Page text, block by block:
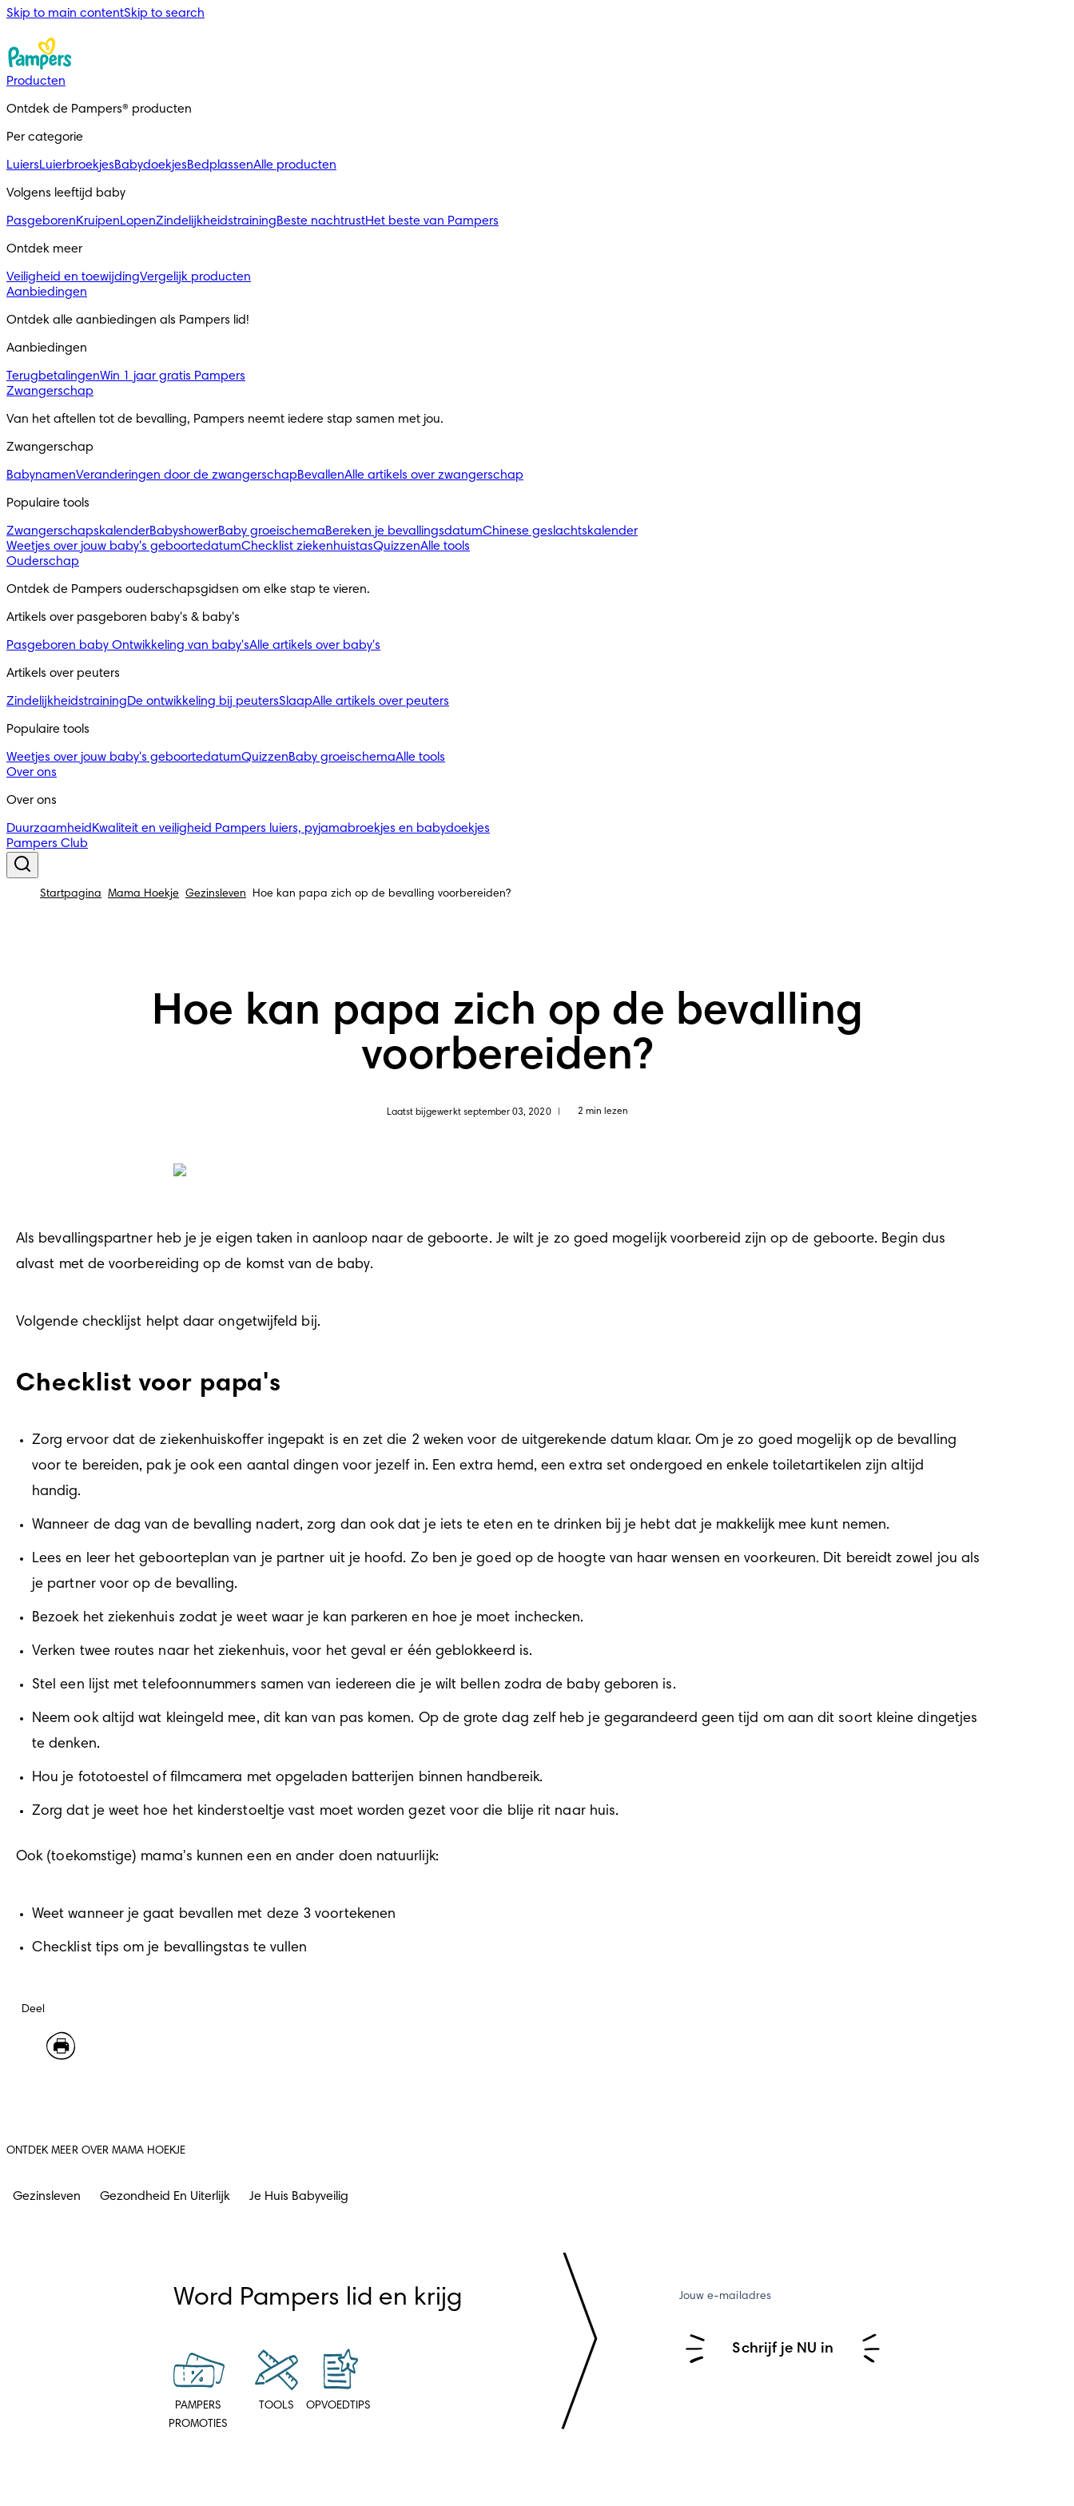
Skip to main contentSkip to search
Producten
Ontdek de Pampers® producten
Per categorie
LuiersLuierbroekjesBabydoekjesBedplassenAlle producten
Volgens leeftijd baby
PasgeborenKruipenLopenZindelijkheidstrainingBeste nachtrustHet beste van Pampers
Ontdek meer
Veiligheid en toewijdingVergelijk producten
Aanbiedingen
Ontdek alle aanbiedingen als Pampers lid!
Aanbiedingen
TerugbetalingenWin 1 jaar gratis Pampers
Zwangerschap
Van het aftellen tot de bevalling, Pampers neemt iedere stap samen met jou.
Zwangerschap
BabynamenVeranderingen door de zwangerschapBevallenAlle artikels over zwangerschap
Populaire tools
ZwangerschapskalenderBabyshowerBaby groeischemaBereken je bevallingsdatumChinese geslachtskalender
Weetjes over jouw baby's geboortedatumChecklist ziekenhuistasQuizzenAlle tools
Ouderschap
Ontdek de Pampers ouderschapsgidsen om elke stap te vieren.
Artikels over pasgeboren baby's & baby's
Pasgeboren baby Ontwikkeling van baby'sAlle artikels over baby's
Artikels over peuters
ZindelijkheidstrainingDe ontwikkeling bij peutersSlaapAlle artikels over peuters
Populaire tools
Weetjes over jouw baby's geboortedatumQuizzenBaby groeischemaAlle tools
Over ons
Over ons
Duurzaamheid Kwaliteit en veiligheid Pampers luiers, pyjamabroekjes en babydoekjes
Pampers Club
Startpagina Mama Hoekje Gezinsleven Hoe kan papa zich op de bevalling voorbereiden?
Hoe kan papa zich op de bevalling
voorbereiden?
Laatst bijgewerkt september 03, 2020 2 min lezen
Als bevallingspartner heb je je eigen taken in aanloop naar de geboorte. Je wilt je zo goed mogelijk voorbereid zijn op de geboorte. Begin dus
alvast met de voorbereiding op de komst van de baby.
Volgende checklijst helpt daar ongetwijfeld bij.
Checklist voor papa's
Zorg ervoor dat de ziekenhuiskoffer ingepakt is en zet die 2 weken voor de uitgerekende datum klaar. Om je zo goed mogelijk op de bevalling
voor te bereiden, pak je ook een aantal dingen voor jezelf in. Een extra hemd, een extra set ondergoed en enkele toiletartikelen zijn altijd
handig.
Wanneer de dag van de bevalling nadert, zorg dan ook dat je iets te eten en te drinken bij je hebt dat je makkelijk mee kunt nemen.
Lees en leer het geboorteplan van je partner uit je hoofd. Zo ben je goed op de hoogte van haar wensen en voorkeuren. Dit bereidt zowel jou als
je partner voor op de bevalling.
Bezoek het ziekenhuis zodat je weet waar je kan parkeren en hoe je moet inchecken.
Verken twee routes naar het ziekenhuis, voor het geval er één geblokkeerd is.
Stel een lijst met telefoonnummers samen van iedereen die je wilt bellen zodra de baby geboren is.
Neem ook altijd wat kleingeld mee, dit kan van pas komen. Op de grote dag zelf heb je gegarandeerd geen tijd om aan dit soort kleine dingetjes
te denken.
Hou je fototoestel of filmcamera met opgeladen batterijen binnen handbereik.
Zorg dat je weet hoe het kinderstoeltje vast moet worden gezet voor die blije rit naar huis.
Ook (toekomstige) mama's kunnen een en ander doen natuurlijk:
Weet wanneer je gaat bevallen met deze 3 voortekenen
Checklist tips om je bevallingstas te vullen
Deel
ONTDEK MEER OVER MAMA HOEKJE
Gezinsleven Gezondheid En Uiterlijk Je Huis Babyveilig
Word Pampers lid en krijg
PAMPERS
PROMOTIES
TOOLS OPVOEDTIPS
Jouw e-mailadres
Schrijf je NU in